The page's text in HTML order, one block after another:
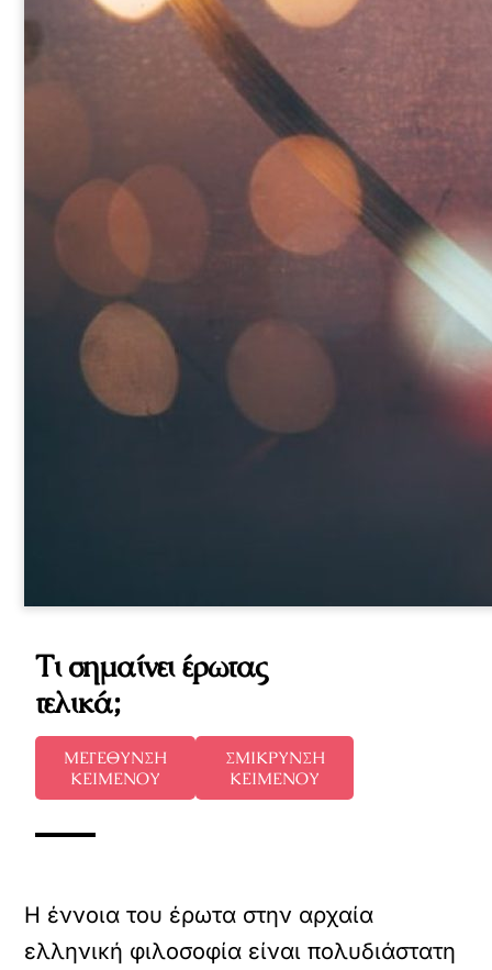
Τι σημαίνει έρωτας
τελικά;
ΜΕΓΕΘΥΝΣΗ
ΚΕΙΜΕΝΟΥ
ΣΜΙΚΡΥΝΣΗ
ΚΕΙΜΕΝΟΥ
Η έννοια του έρωτα στην αρχαία
ελληνική φιλοσοφία είναι πολυδιάστατη